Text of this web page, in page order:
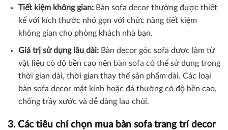
Tiết kiệm không gian:Bàn sofa decor thường được thiết
kế với kích thước nhỏ gọn với chức năng tiết kiệm
không gian cho phòng khách nhà bạn.
Giá trị sử dụng lâu dài:Bàn decor góc sofa được làm từ
vật liệu có độ bền cao nên bàn sofa có thể sử dụng trong
thời gian dài, thời gian thay thế sản phẩm dài. Các loại
bàn sofa decor mặt kính hoặc đá thường có độ bền cao,
chống trầy xước và dễ dàng lau chùi.
3. Các tiêu chí chọn mua bàn sofa trang trí decor